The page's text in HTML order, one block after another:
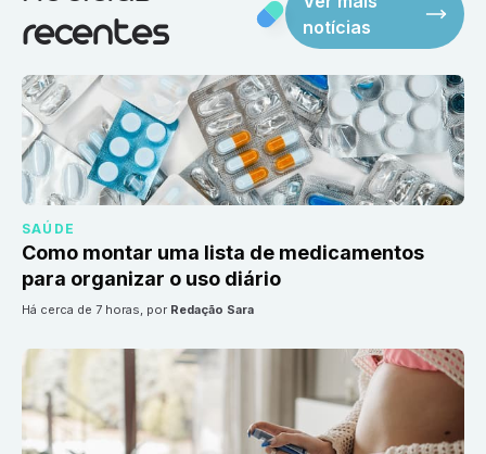
recentes
notícias
SAÚDE
Como montar uma lista de medicamentos
para organizar o uso diário
há cerca de 7 horas, por Redação Sara